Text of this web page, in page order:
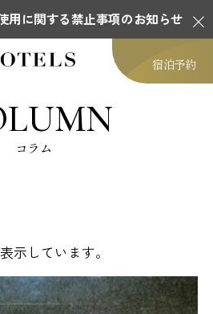
用に関する禁止事項のお知らせ
宿泊予約
コラム
示しています。